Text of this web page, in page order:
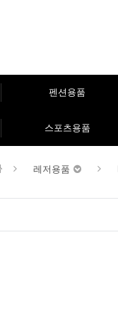
펜션용품
스포츠용품
레저용품